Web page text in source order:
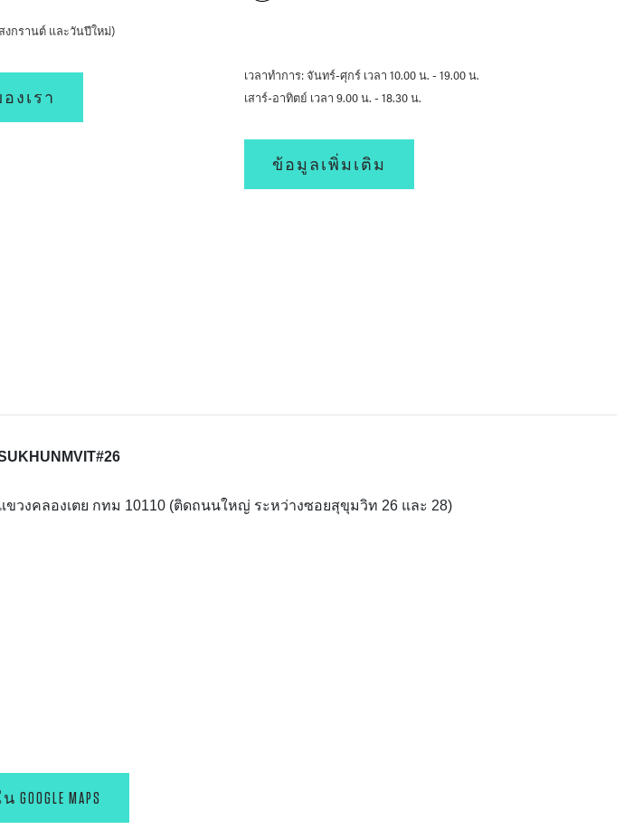
กรานต์ และวันปีใหม่)
งเรา
เวลาทำการ: จันทร์-ศุกร์ เวลา 10.00 น. - 19.00 น.
เสาร์-อาทิตย์ เวลา 9.00 น. - 18.30 น.
ข้อมูลเพิ่มเติม
วงคลองเตย กทม 10110 (ติดถนนใหญ่ ระหว่างซอยสุขุมวิท 26 และ 28)
MAPS